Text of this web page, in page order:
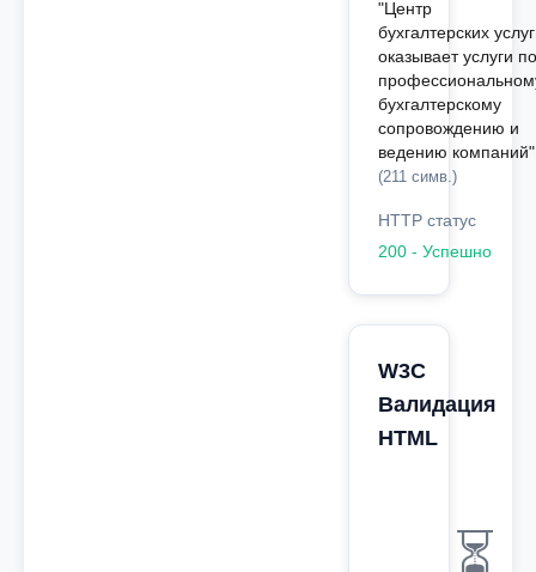
"Центр
бухгалтерских услуг
оказывает услуги по
бухгалтерскому
сопровождению и
ведению компаний"
(211 симв.)
HTTP статус
200 - Успешно
W3C
Валидация
HTML
⏳